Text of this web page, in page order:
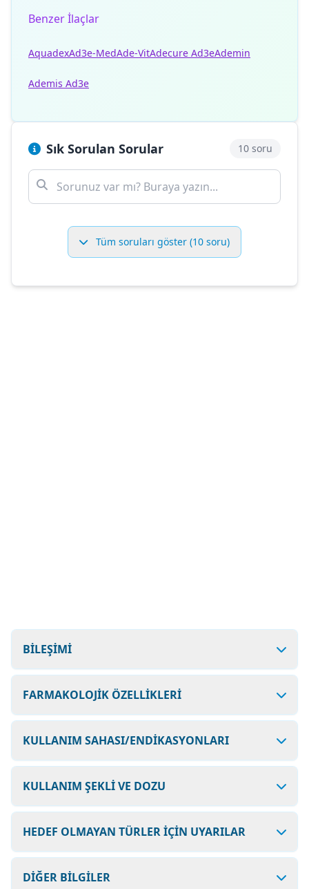
Benzer İlaçlar
AquadexAd3e-MedAde-VitAdecure Ad3eAdemin
Ademis Ad3e
Sık Sorulan Sorular 10 soru
Tüm soruları göster (10 soru)
BİLEŞİMİ
FARMAKOLOJİK ÖZELLİKLERİ
KULLANIM SAHASI/ENDİKASYONLARI
KULLANIM ŞEKLİ VE DOZU
HEDEF OLMAYAN TÜRLER İÇİN UYARILAR
DİĞER BİLGİLER